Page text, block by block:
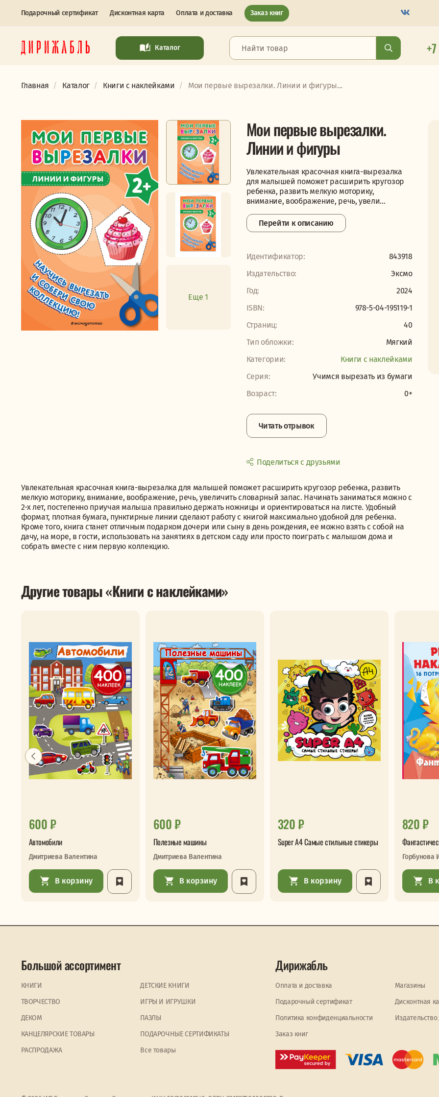
Подарочный сертификат Дисконтная карта Оплата и доставка Заказ книг
Каталог
Главная Каталог Книги с наклейками Мои первые вырезалки. Линии и фигуры...
Еще 1
Мои первые вырезалки.
Линии и фигуры
Увлекательная красочная книга-вырезалка
для малышей поможет расширить кругозор
ребенка, развить мелкую моторику,
внимание, воображение, речь, увели...
Перейти к описанию
Идентификатор:
843918
Издательство:
Эксмо
Год:
2024
ISBN:
978-5-04-195119-1
Страниц:
40
Тип обложки:
Мягкий
Категории:
Книги с наклейками
Серия:
Учимся вырезать из бумаги
Возраст:
0+
Читать отрывок
Поделиться с друзьями
Увлекательная красочная книга-вырезалка для малышей поможет расширить кругозор ребенка, развить
мелкую моторику, внимание, воображение, речь, увеличить словарный запас. Начинать заниматься можно с
2-х лет, постепенно приучая малыша правильно держать ножницы и ориентироваться на листе. Удобный
формат, плотная бумага, пунктирные линии сделают работу с книгой максимально удобной для ребенка.
Кроме того, книга станет отличным подарком дочери или сыну в день рождения, ее можно взять с собой на
дачу, на море, в гости, использовать на занятиях в детском саду или просто поиграть с малышом дома и
собрать вместе с ним первую коллекцию.
Другие товары «Книги с наклейками»
600 ₽
Автомобили
Дмитриева Валентина
В корзину
600 ₽
Полезные машины
Дмитриева Валентина
В корзину
320 ₽
Super А4 Самые стильные стикеры
В корзину
820 ₽
Горбунова
В
Большой ассортимент
КНИГИ
ДЕТСКИЕ КНИГИ
ТВОРЧЕСТВО
ИГРЫ И ИГРУШКИ
ДЕКОМ
ПАЗЛЫ
КАНЦЕЛЯРСКИЕ ТОВАРЫ
ПОДАРОЧНЫЕ СЕРТИФИКАТЫ
PАСПРОДАЖА
Все товары
Дирижабль
Оплата и доставка
Магазины
Подарочный сертификат
Дисконтная
Политика конфиденциальности
Заказ книг